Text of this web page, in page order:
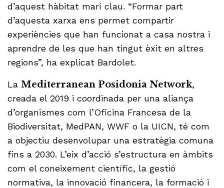
d’aquest hàbitat marí clau. “Formar part
d’aquesta xarxa ens permet compartir
experiències que han funcionat a casa nostra i
aprendre de les que han tingut èxit en altres
regions”, ha explicat Bardolet.
La Mediterranean Posidonia Network,
creada el 2019 i coordinada per una aliança
d’organismes com l’Oficina Francesa de la
Biodiversitat, MedPAN, WWF o la UICN, té com
a objectiu desenvolupar una estratègia comuna
fins a 2030. L’eix d’acció s’estructura en àmbits
com el coneixement científic, la gestió
normativa, la innovació financera, la formació i